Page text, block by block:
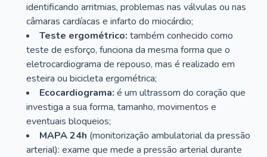
identificando arritmias, problemas nas válvulas ou nas
câmaras cardíacas e infarto do miocárdio;
Teste ergométrico: também conhecido como
teste de esforço, funciona da mesma forma que o
eletrocardiograma de repouso, mas é realizado em
esteira ou bicicleta ergométrica;
Ecocardiograma: é um ultrassom do coração que
investiga a sua forma, tamanho, movimentos e
eventuais bloqueios;
MAPA 24h (monitorização ambulatorial da pressão
arterial): exame que mede a pressão arterial durante